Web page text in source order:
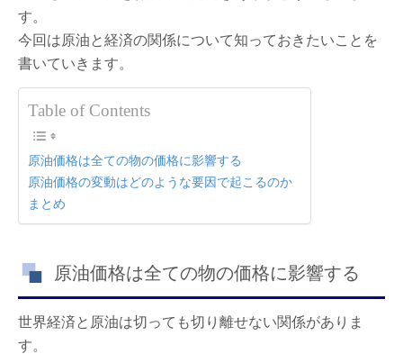
係！
す。
今回は原油と経済の関係について知っておきたいことを
書いていきます。
Table of Contents
原油価格は全ての物の価格に影響する
原油価格の変動はどのような要因で起こるのか
まとめ
原油価格は全ての物の価格に影響する
世界経済と原油は切っても切り離せない関係がありま
す。